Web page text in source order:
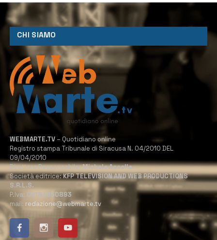
CHI SIAMO
WEBMARTE.TV – Quotidiano online
Registro stampa Tribunale di Siracusa N. 04/2010 DEL
09/04/2010
Direttore Responsabile:Michele Accolla
Società editrice:KFP TELEVISION AND WEB PRODUCTIONS
S.R.L.S.
P.Iva: 02184950893
mail: redazione@webmarte.tv